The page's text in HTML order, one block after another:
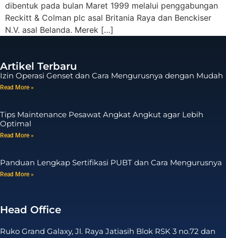
dibentuk pada bulan Maret 1999 melalui penggabungan
Reckitt & Colman plc asal Britania Raya dan Benckiser
N.V. asal Belanda. Merek […]
Artikel Terbaru
Izin Operasi Genset dan Cara Mengurusnya dengan Mudah
Read More »
Tips Maintenance Pesawat Angkat Angkut agar Lebih
Optimal
Read More »
Panduan Lengkap Sertifikasi PUBT dan Cara Mengurusnya
Read More »
Head Office
Ruko Grand Galaxy, Jl. Raya Jatiasih Blok RSK 3 no.72 dan